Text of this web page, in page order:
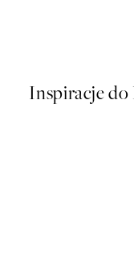
Inspiracje do